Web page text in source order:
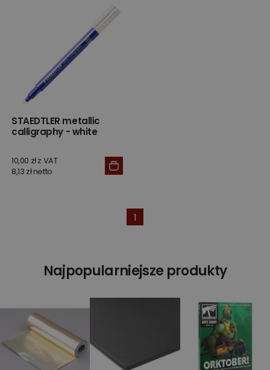
STAEDTLER metallic
calligraphy - white
10,00 zł z VAT
8,13 zł netto
1
Najpopularniejsze produkty